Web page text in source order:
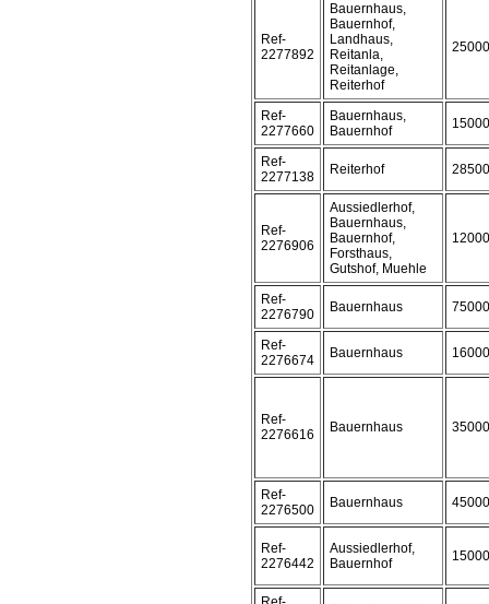
Ref-
2277892
Bauernhaus,
Bauernhof,
Landhaus,
Reitanla,
Reitanlage,
Reiterhof
Ref-
2277660
Bauernhaus,
Bauernhof
Ref-
2277138
Reiterhof
Ref-
2276906
Aussiedlerhof,
Bauernhaus,
Bauernhof,
Forsthaus,
Gutshof, Muehle
Ref-
2276790
Bauernhaus 75000
Ref-
2276674
Bauernhaus
Ref-
2276616
Bauernhaus
Ref-
2276500
Bauernhaus 45000
Ref-
2276442
Aussiedlerhof,
Bauernhof